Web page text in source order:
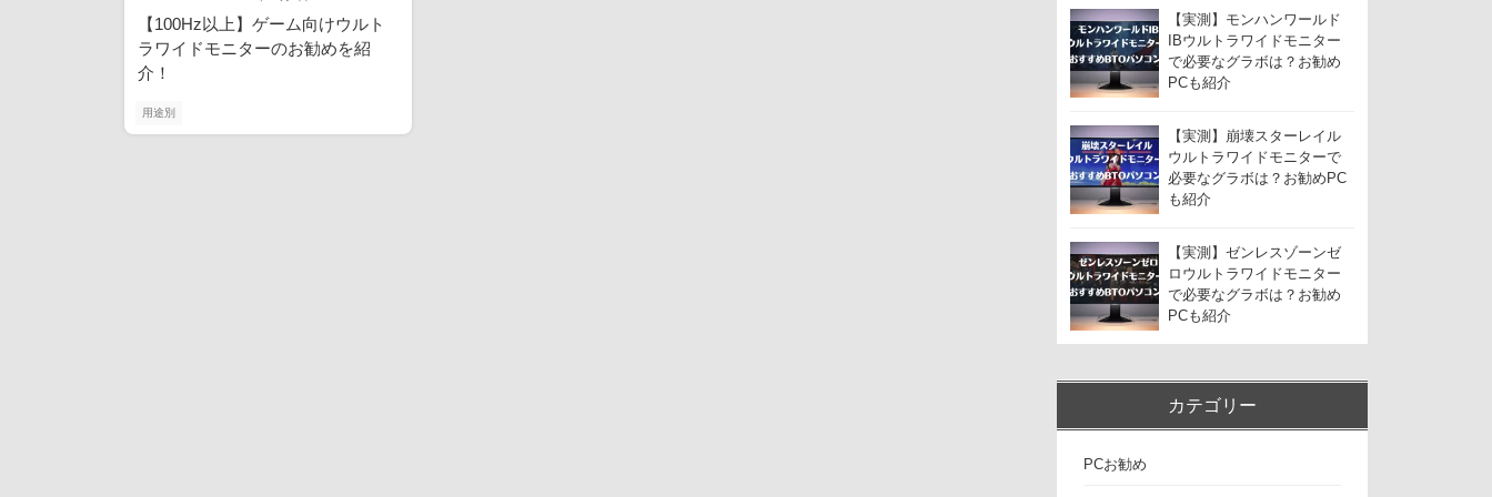
用途別
【100Hz以上】ゲーム向けウルト
ラワイドモニターのお勧めを紹
介！
【実測】モンハンワールド
IBウルトラワイドモニター
で必要なグラボは？お勧め
PCも紹介
【実測】崩壊スターレイル
ウルトラワイドモニターで
必要なグラボは？お勧めPC
も紹介
【実測】ゼンレスゾーンゼ
ロウルトラワイドモニター
で必要なグラボは？お勧め
PCも紹介
カテゴリー
PCお勧め